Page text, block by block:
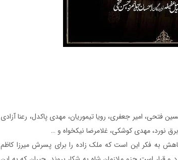
فتحی، امیر جعفری، رویا تیموریان، مهدی پاکدل، رعنا آزادی
نورد، مهدی کوشکی، غلامرضا نیکخواه و …
به فکر این است که ملک زاده را برای پسرش میرزا کاظم